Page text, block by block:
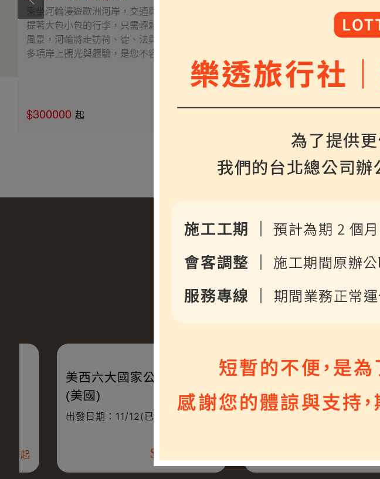
乘坐河輪漫遊歐洲河岸，交通與住宿完美融合，不必
提著大包小包的行李，只需輕鬆享受船上設施與河岸
風景，河輪將走訪荷、德、法與瑞士經典小鎮，安排
多項岸上觀光與體驗，是您不容錯過的愜意之旅。
$300000 起
將帶您一次探索西歐
旅，欣賞兩大絕美知
蘭知名莫赫斷崖與巨
冰愛獨特魅力。
$298000
起
美西六大國家公園11+1日
(美國)
出發日期：11/12(已成團)、12/03
美加東雙國13日 尼加
布楓葉之路